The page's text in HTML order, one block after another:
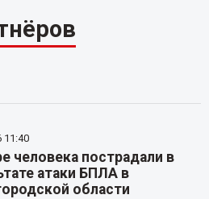
11:40
человека пострадали в
атаки БПЛА в
области